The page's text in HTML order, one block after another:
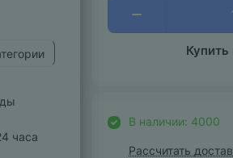
часа
Купить
В наличии: 4000
Рассчитать